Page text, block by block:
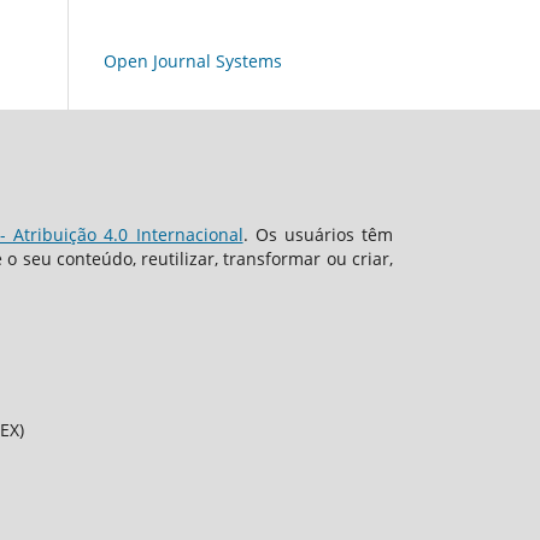
Open Journal Systems
Atribuição 4.0 Internacional. Os usuários têm
seu conteúdo, reutilizar, transformar ou criar,